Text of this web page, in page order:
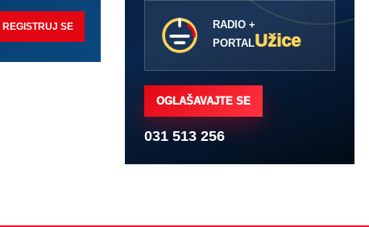
REGISTRUJ SE
RADIO +
PORTALUžice
OGLAŠAVAJTE SE
031 513 256